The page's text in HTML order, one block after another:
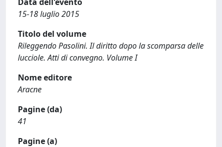
15-18 luglio 2015
Titolo del volume
Rileggendo Pasolini. Il diritto dopo la scomparsa delle
lucciole. Atti di convegno. Volume I
Nome editore
Aracne
Pagine (da)
41
Pagine (a)